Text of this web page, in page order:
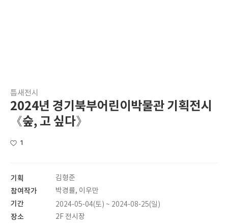
틈새전시
2024년 경기북부어린이박물관 기획전시
《숲, 고 싶다》
1
기획 김형준
참여작가 박경률, 이우만
기간 2024-05-04(토) ~ 2024-08-25(일)
장소 2F 전시장